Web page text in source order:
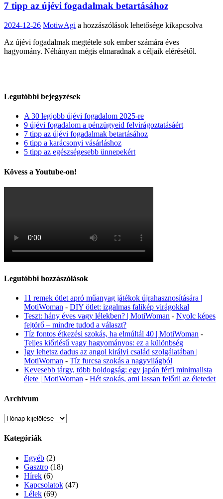
7 tipp az újévi fogadalmak betartásához
2024-12-26 MotiwAgi 7
az
újévi
a hozzászólások lehetősége kikapcsolva
Az újévi fogadalmak megtétele sok ember számára éves
hagyomány. Néhányan mégis elmaradnak a céljaik elérésétől.
Legutóbbi bejegyzések
A 30 legjobb újévi fogadalom 2025-re
9 újévi fogadalom a pénzügyeid felvirágoztatásáért
7 tipp az újévi fogadalmak betartásához
6 tipp a karácsonyi vásárláshoz
5 tipp az egészségesebb ünnepekért
Kövess a Youtube-on!
Legutóbbi hozzászólások
11 remek ötlet apró műanyag játékok újrahasznosítására |
MotiWoman - DIY ötlet: izgalmas falikép virágokkal
Teszt: hány éves vagy lélekben? | MotiWoman - Nyolc képes
fejtörő – mindre tudod a választ?
Tíz fontos étkezési szokás, ha elmúltál 40 | MotiWoman -
Teljes kiőrlésű vagy hagyományos: ez a különbség
Így lehetsz dadus az angol királyi család szolgálatában |
MotiWoman - Tíz furcsa szokás a nagyvilágból
Kevesebb tárgy, több boldogság: egy japán férfi minimalista
élete | MotiWoman - Hét szokás, ami lassan felőrli az életedet
Archívum
Archívum
Kategóriák
Egyéb (2)
Gasztro (18)
Hírek (6)
Kapcsolatok (47)
Lélek (69)